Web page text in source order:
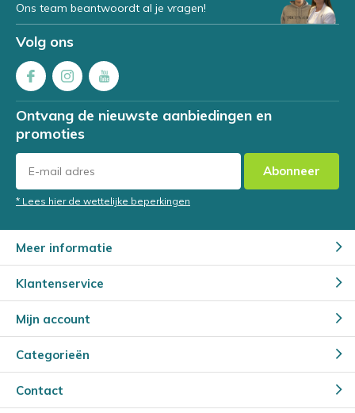
Ons team beantwoordt al je vragen!
Volg ons
Ontvang de nieuwste aanbiedingen en
promoties
Abonneer
* Lees hier de wettelijke beperkingen
Meer informatie
Klantenservice
Mijn account
Categorieën
Contact